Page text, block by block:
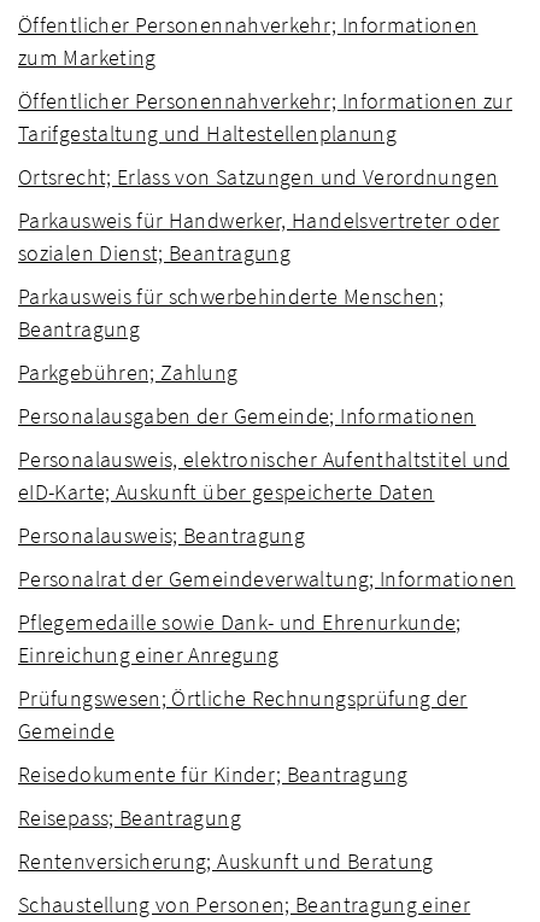
Öffentlicher Personennahverkehr; Informationen
zum Marketing
Öffentlicher Personennahverkehr; Informationen zur
Tarifgestaltung und Haltestellenplanung
Ortsrecht; Erlass von Satzungen und Verordnungen
Parkausweis für Handwerker, Handelsvertreter oder
sozialen Dienst; Beantragung
Parkausweis für schwerbehinderte Menschen;
Beantragung
Parkgebühren; Zahlung
Personalausgaben der Gemeinde; Informationen
Personalausweis, elektronischer Aufenthaltstitel und
eID-Karte; Auskunft über gespeicherte Daten
Personalausweis; Beantragung
Personalrat der Gemeindeverwaltung; Informationen
Pflegemedaille sowie Dank- und Ehrenurkunde;
Einreichung einer Anregung
Prüfungswesen; Örtliche Rechnungsprüfung der
Gemeinde
Reisedokumente für Kinder; Beantragung
Reisepass; Beantragung
Rentenversicherung; Auskunft und Beratung
Schaustellung von Personen; Beantragung einer